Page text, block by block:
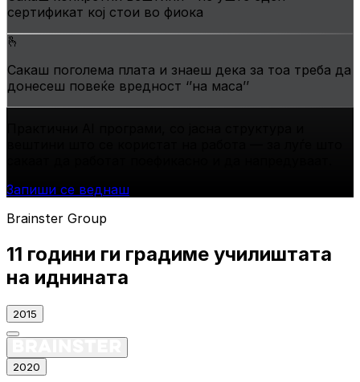
сертификат кој стои во фиока
🫰
Сакаш поголема плата и знаеш дека за тоа треба да
донесеш повеќе вредност ‘’на маса’’
Запиши се веднаш
Brainster Group
11 години ги градиме училиштата
на иднината
2015
2020